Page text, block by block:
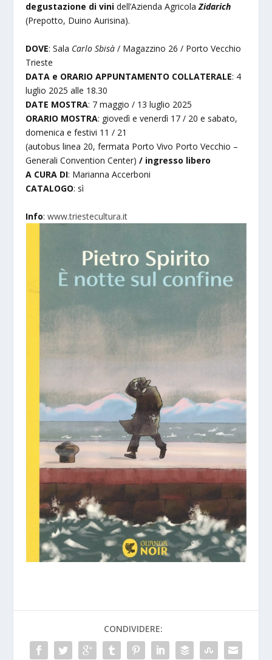
degustazione di vini dell’Azienda AgricolaZidarich
(Prepotto, Duino Aurisina).
DOVE: Sala Carlo Sbisà / Magazzino 26 / Porto Vecchio
Trieste
DATA e ORARIO APPUNTAMENTO COLLATERALE: 4
luglio 2025 alle 18.30
DATE MOSTRA: 7 maggio / 13 luglio 2025
ORARIO MOSTRA: giovedì e venerdì 17 / 20 e sabato,
domenica e festivi 11 / 21
(autobus linea 20, fermata Porto Vivo Porto Vecchio –
Generali Convention Center)/ ingresso libero
A CURA DI: Marianna Accerboni
CATALOGO: sì
Info:www.triestecultura.it
CONDIVIDERE: